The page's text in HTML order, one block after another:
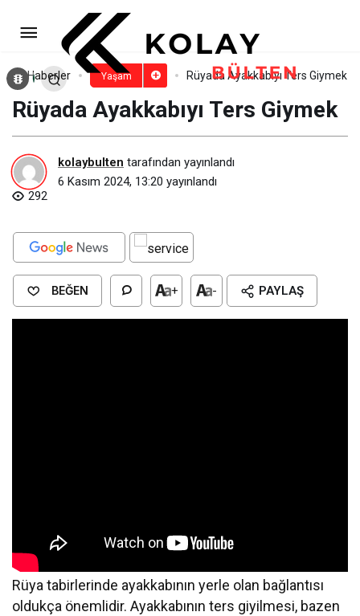
Haberler Yaşam Rüyada Ayakkabıyı Ters Giymek
Rüyada Ayakkabıyı Ters Giymek
kolaybulten tarafından yayınlandı
6 Kasım 2024, 13:20 yayınlandı
292
BEĞEN + - PAYLAŞ
Rüya tabirlerinde ayakkabının yerle olan bağlantısı
oldukça önemlidir. Ayakkabının ters giyilmesi, bazen
Rüyada At Üstünde Adam
Görmek​Yorum Yap Paylaş